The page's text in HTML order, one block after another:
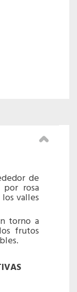
de
rosa
valles
torno a
frutos